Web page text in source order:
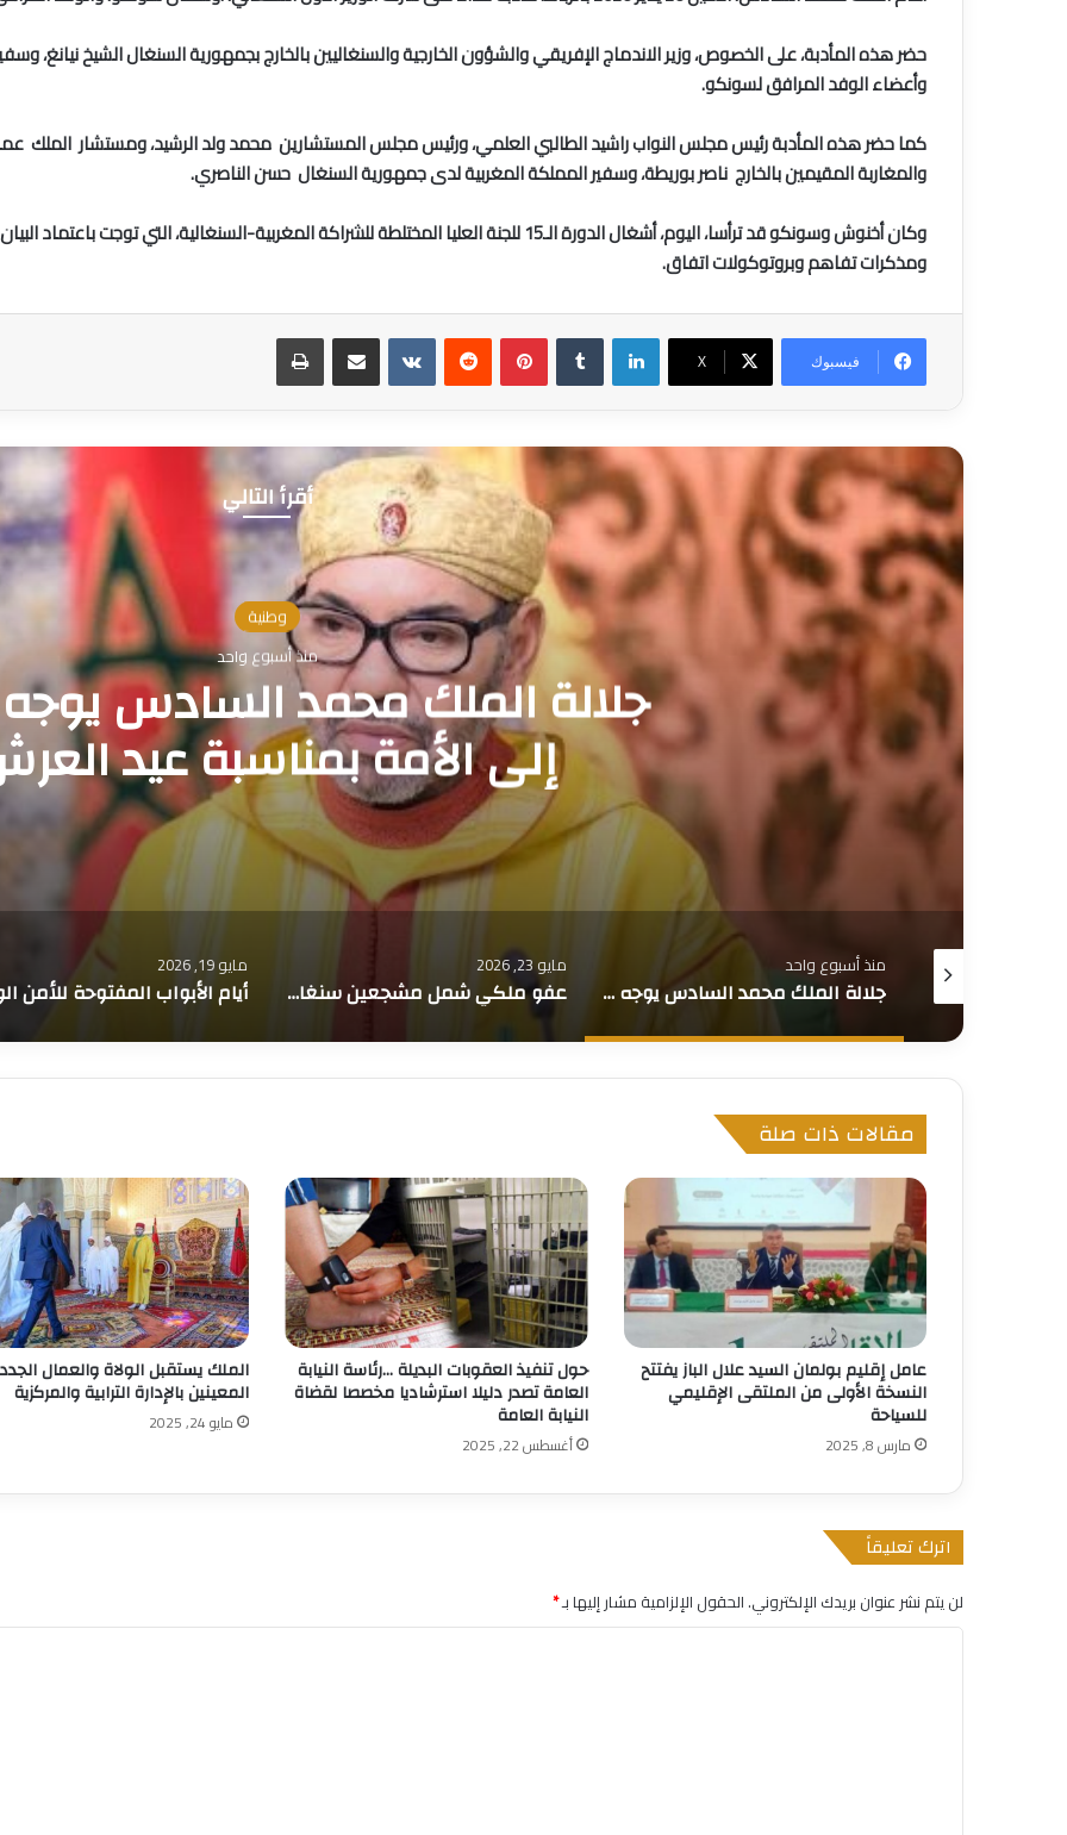
حضر هذه المأدبة، على الخصوص، وزير الاندماج الإفريقي والشؤون الخارجية والسنغاليين بالخارج بجمهورية السنغال الشيخ نيانغ،
وأعضاء الوفد المرافق لسونكو.
كما حضر هذه المأدبة رئيس مجلس النواب راشيد الطالبي العلمي، ورئيس مجلس المستشارين محمد ولد الرشيد، ومستشار الملك عمر
والمغاربة المقيمين بالخارج ناصر بوريطة، وسفير المملكة المغربية لدى جمهورية السنغال حسن الناصري.
وكان أخنوش وسونكو قد ترأسا، اليوم، أشغال الدورة الـ15 للجنة العليا المختلطة للشراكة المغربية-
ومذكرات تفاهم وبروتوكولات اتفاق.
فيسبوك ‫X
لينكدإن بينتيريست مشاركة عبر البريد طباعة
أقرأ التالي
وطنية
مايو 23, 2026
عفو ملكي شمل مشجعين
بمناسبة عيد الأضحى
مايو 23, 2026
عفو ملكي شمل مشجعين سنغاليين بمناسبة عيد الأضحى
مايو 19, 2026
أيام الأبواب المفتوحة للأمن الوطني… شرطة المتفجرات تعرض أحدث تقنيات التدخل الآمن
مايو 14, 2026
مقالات ذات صلة
عامل إقليم بولمان السيد علال الباز يفتتح
النسخة الأولى من الملتقى الإقليمي
للسياحة
مارس 8, 2025
حول تنفيذ العقوبات البديلة …رئاسة النيابة
العامة تصدر دليلا استرشاديا مخصصا لقضاة
النيابة العامة
أغسطس 22, 2025
الملك يستقبل الولاة والعمال الجدد
المعينين بالإدارة الترابية والمركزية
مايو 24, 2025
اترك تعليقاً
لن يتم نشر عنوان بريدك الإلكتروني.الحقول الإلزامية مشار إليها بـ*